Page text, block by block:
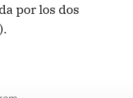
por los dos